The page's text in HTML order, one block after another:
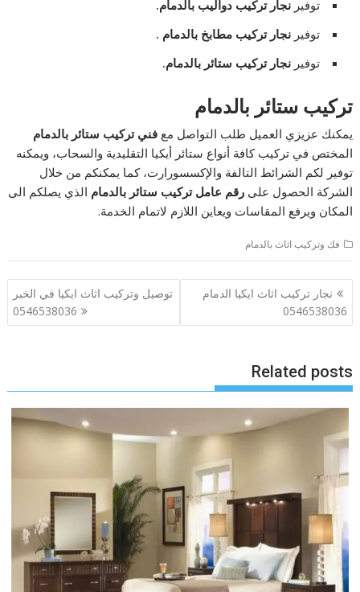
توفير نجار تركيب دواليب بالدمام.
توفير نجار تركيب مطابخ بالدمام .
توفير نجار تركيب ستائر بالدمام.
تركيب ستائر بالدمام
يمكنك عزيزي العميل طلب التواصل معفني تركيب ستائر بالدمام
المختص في تركيب كافة أنواع ستائر أيكيا التقليدية والسحاب، ويمكنه
توفير لكم الشرائط التالفة والإكسسورارت، كما يمكنكم من خلال
الشركة الحصول علىرقم عامل تركيب ستائر بالدمام الذي يصلكم الى
المكان ويرفع المقاسات ويعاين اللازم لاتمام الخدمة.
فك وتركيب اثاث بالدمام
تصفّح
المقالات
نجار تركيب اثاث ايكيا الدمام
0546538036
توصيل وتركيب اثاث ايكيا في الخبر
0546538036
Related posts